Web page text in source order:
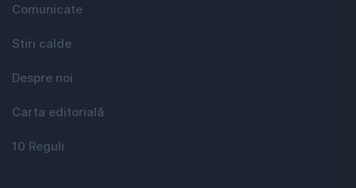
Comunicate
Stiri calde
Despre noi
Carta editorială
10 Reguli